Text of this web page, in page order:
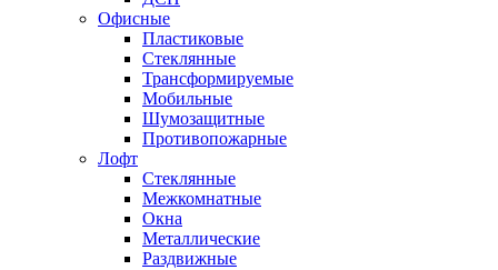
Офисные
Пластиковые
Стеклянные
Трансформируемые
Мобильные
Шумозащитные
Противопожарные
Лофт
Стеклянные
Межкомнатные
Окна
Металлические
Раздвижные